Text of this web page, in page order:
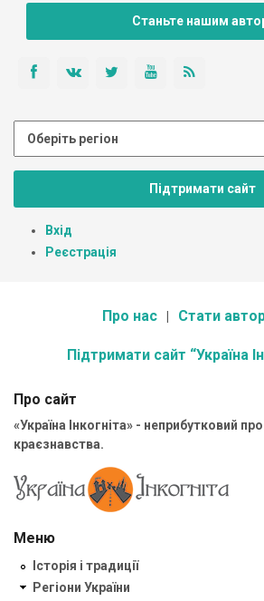
Станьте нашим
Підтримати сайт
Вхід
Реєстрація
Про нас Стати
Підтримати сайт “Україна
Про сайт
«Україна Інкогніта» - неприбутковий
краєзнавства.
Меню
Історія і традиції
Регіони України